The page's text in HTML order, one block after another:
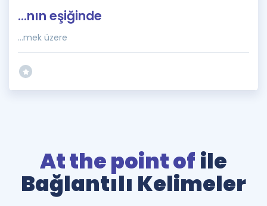
...nın eşiğinde
…mek üzere
At the point of ile
Bağlantılı Kelimeler